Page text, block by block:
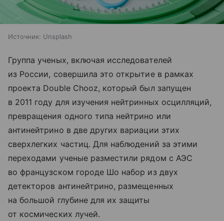
Источник: Unsplash
Группа ученых, включая исследователей
из России, совершила это открытие в рамках
проекта Double Chooz, который был запущен
в 2011 году для изучения нейтринных осцилляций,
превращения одного типа нейтрино или
антинейтрино в две других вариации этих
сверхлегких частиц. Для наблюдений за этими
переходами ученые разместили рядом с АЭС
во французском городе Шо набор из двух
детекторов антинейтрино, размещенных
на большой глубине для их защиты
от космических лучей.